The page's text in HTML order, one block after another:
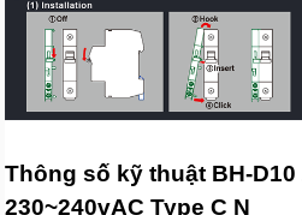
Thông số kỹ thuật BH-D10
230~240vAC Type C N